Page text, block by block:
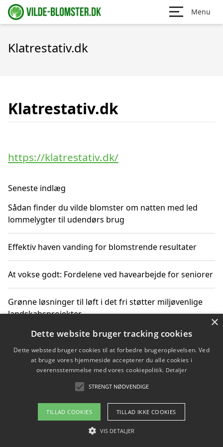
Menu
Klatrestativ.dk
Klatrestativ.dk
https://klatrestativ.dk/
Seneste indlæg
Sådan finder du vilde blomster om natten med led
lommelygter til udendørs brug
Effektiv haven vanding for blomstrende resultater
At vokse godt: Fordelene ved havearbejde for seniorer
Grønne løsninger til løft i det fri støtter miljøvenlige
landskabsprojekter
Gør haven til et frirum for familien og naturen
Copyright 2026 - Pilanto Aps
Om / kontakt
Blog Betingelser
×
Dette website bruger tracking cookies
Dette websted bruger cookies til at forbedre brugeroplevelsen. Ved
at bruge vores hjemmeside accepterer du alle cookies i
overensstemmelse med vores cookiepolitik. Detaljer
STRENGT NØDVENDIGE
TILLAD COOKIES TILLAD IKKE COOKIES
VIS DETALJER